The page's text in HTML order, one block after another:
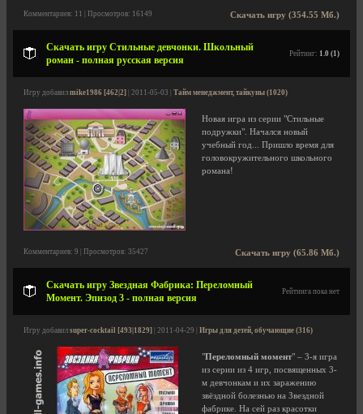
Скачать игру (354.55 Мб.)
Комментариев: 11 | Просмотров: 16149
Скачать игру Стильные девчонки. Школьный
роман - полная русская версия
Рейтинг: 1.0 (1)
Игру добавил mike1986 [462|2] | 2011-05-03 | Тайм менеджмент, тайкуны (1020)
Новая игра из серии "Стильные
подружки". Начался новый
учебный год... Пришло время для
головокружительного школьного
романа!
Скачать игру (65.86 Мб.)
Комментариев: 9 | Просмотров: 35427
Скачать игру Звездная Фабрика: Переломный
Момент. Эпизод 3 - полная версия
Рейтинга пока нет
Игру добавил super-cocktail [493|1829] | 2011-04-29 | Игры для детей, обучающие (316)
"Переломный момент" – 3-я игра
из серии из 4 игр, посвященных 3-
м девчонкам и их заражению
звёздной болезнью на Звездной
фабрике. На сей раз красотки